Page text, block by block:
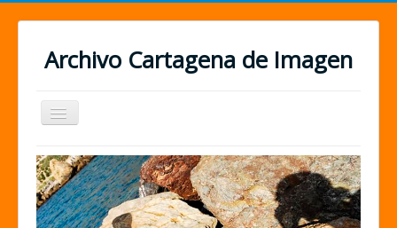
Archivo Cartagena de Imagen
Cambiar
navegación